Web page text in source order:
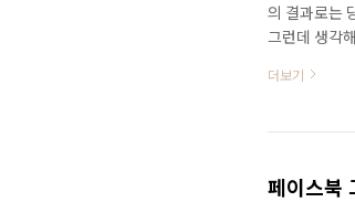
의 결과로는
그런데 생각
이 휴대폰 시
면서 스마트
더보기
페이스북